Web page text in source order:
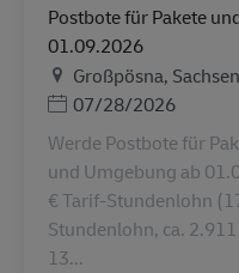
Postbote für Pakete
01.09.2026
Местоположение
Großpösna,
Дата публикации
07/28/2026
Werde Postbote für
und Umgebung ab
€ Tarif-Stundenlohn
Stundenlohn, ca.
13...